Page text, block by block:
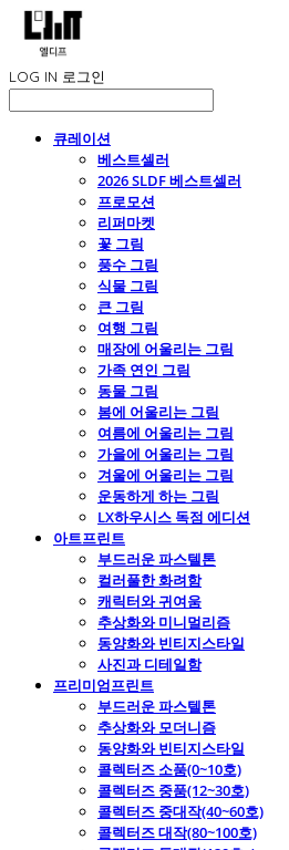
LOG IN 로그인
큐레이션
베스트셀러
2026 SLDF 베스트셀러
프로모션
리퍼마켓
꽃 그림
풍수 그림
식물 그림
큰 그림
여행 그림
매장에 어울리는 그림
가족 연인 그림
동물 그림
봄에 어울리는 그림
여름에 어울리는 그림
가을에 어울리는 그림
겨울에 어울리는 그림
운동하게 하는 그림
LX하우시스 독점 에디션
아트프린트
부드러운 파스텔톤
컬러풀한 화려함
캐릭터와 귀여움
추상화와 미니멀리즘
동양화와 빈티지스타일
사진과 디테일함
프리미엄프린트
부드러운 파스텔톤
추상화와 모더니즘
동양화와 빈티지스타일
콜렉터즈 소품(0~10호)
콜렉터즈 중품(12~30호)
콜렉터즈 중대작(40~60호)
콜렉터즈 대작(80~100호)